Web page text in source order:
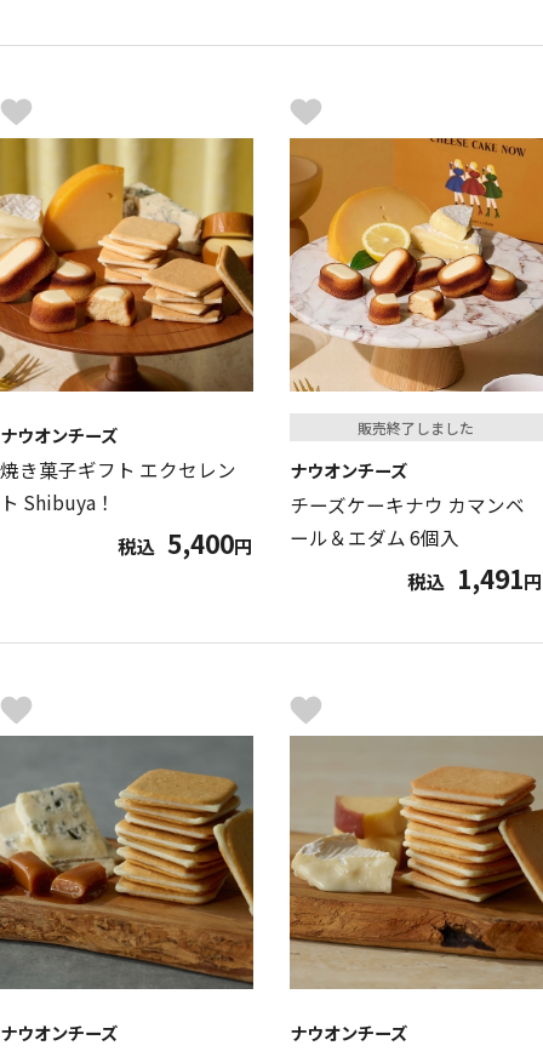
ナウオンチーズ
焼き菓子ギフト エクセレン
ト Shibuya！
税込 5,400円
販売終了しました
ナウオンチーズ
チーズケーキナウ カマンベ
ール＆エダム 6個入
税込 1,491円
ナウオンチーズ ナウオンチーズ